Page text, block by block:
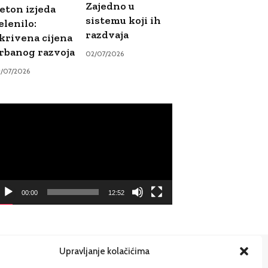
Upravljanje kolačićima
izjeda
cijena
razvoja
07/2026
Zajedno u
sistemu koji ih
razdvaja
02/07/2026
00:00 12:52